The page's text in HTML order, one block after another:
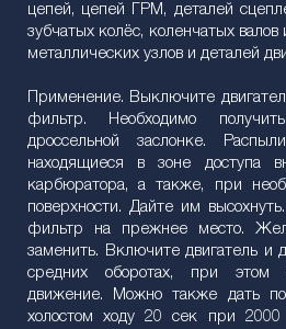
цепей, цепей ГРМ, деталей
зубчатых колёс, коленчатых
металлических узлов и деталей
Применение. Выключите
фильтр. Необходимо
дроссельной заслонке.
находящиеся в зоне доступа
карбюратора, а также, при
поверхности. Дайте им
фильтр на прежнее место.
заменить. Включите двигатель и
средних оборотах, при
движение. Можно также дать
холостом ходу 20 сек при 2000